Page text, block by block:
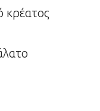
κρέατος